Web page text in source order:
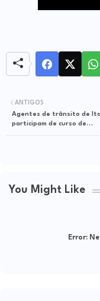
ANTIGOS
Agentes de trânsito de
participam de curso de
You Might Like
Error: